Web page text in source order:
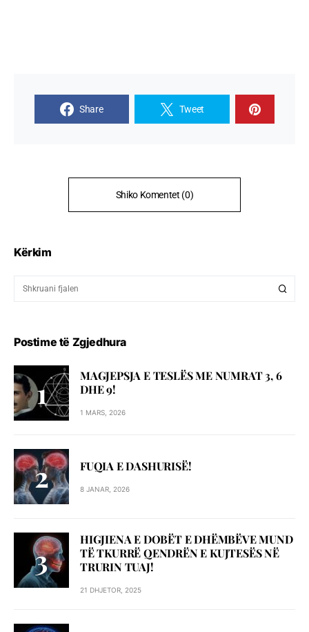
Share Tweet
Shiko Komentet (0)
Kërkim
Postime të Zgjedhura
MAGJEPSJA E TESLËS ME NUMRAT 3, 6
DHE 9!
1 MARS, 2026
FUQIA E DASHURISË!
8 JANAR, 2026
HIGJIENA E DOBËT E DHËMBËVE MUND
TË TKURRË QENDRËN E KUJTESËS NË
TRURIN TUAJ!
21 DHJETOR, 2025